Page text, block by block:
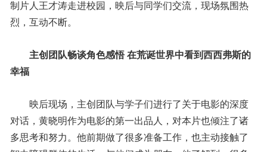
制片人王才涛走进校园，映后与同学们交流，现场氛围热
烈，互动不断。
主创团队畅谈角色感悟 在荒诞世界中看到西西弗斯的
幸福
映后现场，主创团队与学子们进行了关于电影的深度
对话，黄晓明作为电影的第一出品人，对本片也倾注了诸
多思考和努力。他前期做了很多准备工作，也主动接触了